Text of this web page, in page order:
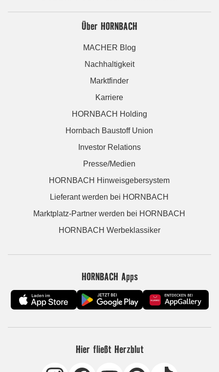
Über HORNBACH
MACHER Blog
Nachhaltigkeit
Marktfinder
Karriere
HORNBACH Holding
Hornbach Baustoff Union
Investor Relations
Presse/Medien
HORNBACH Hinweisgebersystem
Lieferant werden bei HORNBACH
Marktplatz-Partner werden bei HORNBACH
HORNBACH Werbeklassiker
HORNBACH Apps
Hier fließt Herzblut